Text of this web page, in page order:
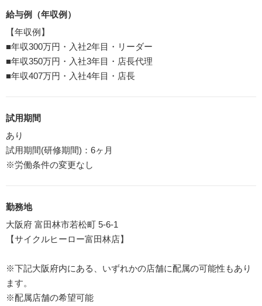
給与例（年収例）
【年収例】
■年収300万円・入社2年目・リーダー
■年収350万円・入社3年目・店長代理
■年収407万円・入社4年目・店長
試用期間
あり
試用期間(研修期間)：6ヶ月
※労働条件の変更なし
勤務地
大阪府 富田林市若松町 5-6-1
【サイクルヒーロー富田林店】
※下記大阪府内にある、いずれかの店舗に配属の可能性もあり
ます。
※配属店舗の希望可能